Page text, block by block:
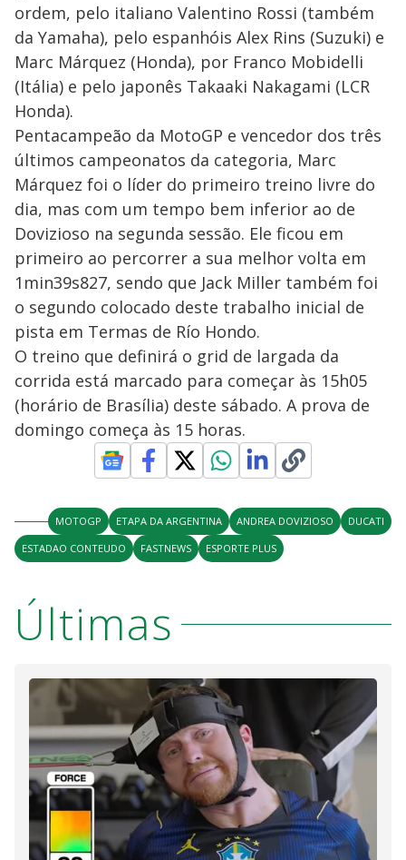
ordem, pelo italiano Valentino Rossi (também
da Yamaha), pelo espanhóis Alex Rins (Suzuki) e
Marc Márquez (Honda), por Franco Mobidelli
(Itália) e pelo japonês Takaaki Nakagami (LCR
Honda).
Pentacampeão da MotoGP e vencedor dos três
últimos campeonatos da categoria, Marc
Márquez foi o líder do primeiro treino livre do
dia, mas com um tempo bem inferior ao de
Dovizioso na segunda sessão. Ele ficou em
primeiro ao percorrer a sua melhor volta em
1min39s827, sendo que Jack Miller também foi
o segundo colocado deste trabalho inicial de
pista em Termas de Río Hondo.
O treino que definirá o grid de largada da
corrida está marcado para começar às 15h05
(horário de Brasília) deste sábado. A prova de
domingo começa às 15 horas.
MOTOGP ETAPA DA ARGENTINA ANDREA DOVIZIOSO
DUCATI
ESTADAO CONTEUDO
FASTNEWS ESPORTE PLUS
Últimas